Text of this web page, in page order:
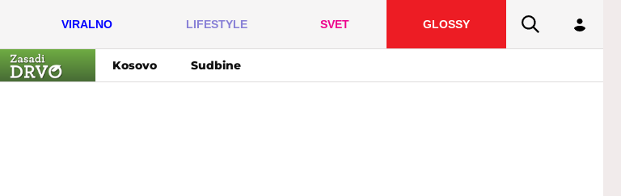
VIRALNO LIFESTYLE SVET GLOSSY
Kosovo Sudbine